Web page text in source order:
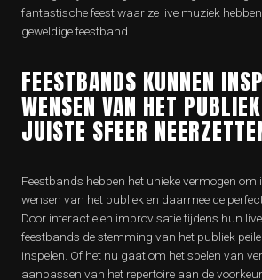
fantastische feest waar ze live muziek
geweldige feestband.
FEESTBANDS KUNNEN
WENSEN VAN HET
JUISTE SFEER
Feestbands hebben het unieke vermogen om
wensen van het publiek en daarmee de
Door interactie en improvisatie tijdens hun
feestbands de stemming van het publiek
inspelen. Of het nu gaat om het spelen van
aanpassen van het repertoire aan de